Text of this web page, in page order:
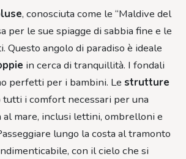
, conosciuta come le “Maldive del
per le sue spiagge di sabbia fine e le
Questo angolo di paradiso è ideale
in cerca di tranquillità. I fondali
perfetti per i bambini. Le strutture
i comfort necessari per una
mare, inclusi lettini, ombrelloni e
lungo la costa al tramonto
con il cielo che si